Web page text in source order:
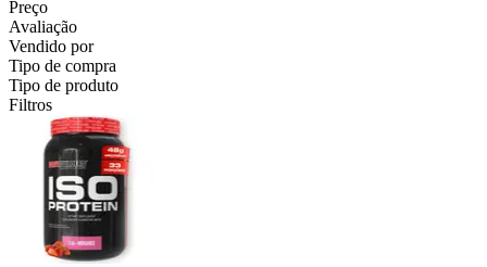
Preço
Avaliação
Vendido por
Tipo de compra
Tipo de produto
Filtros